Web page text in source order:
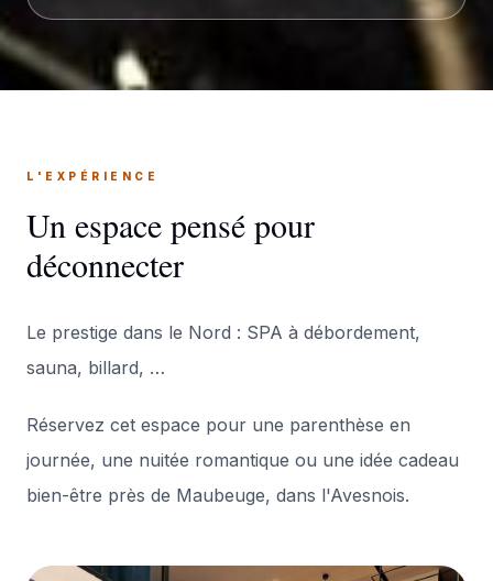
L'EXPÉRIENCE
Un espace pensé pour
déconnecter
Le prestige dans le Nord : SPA à débordement,
sauna, billard, …
Réservez cet espace pour une parenthèse en
journée, une nuitée romantique ou une idée cadeau
bien-être près de Maubeuge, dans l'Avesnois.